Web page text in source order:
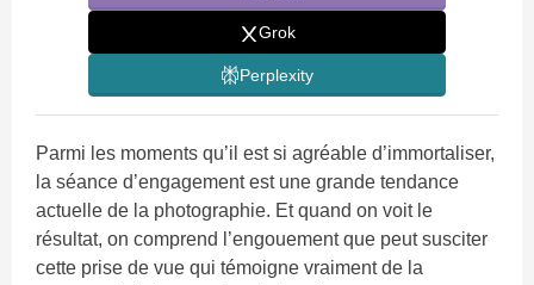
Grok
Perplexity
Parmi les moments qu’il est si agréable d’immortaliser,
la séance d’engagement est une grande tendance
actuelle de la photographie. Et quand on voit le
résultat, on comprend l’engouement que peut susciter
cette prise de vue qui témoigne vraiment de la